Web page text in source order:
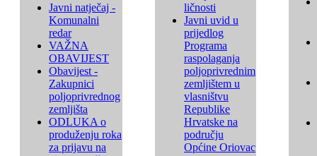
Javni natječaj -
Komunalni
redar
VAŽNA
OBAVIJEST
Obavijest -
Zakupnici
poljoprivrednog
zemljišta
ODLUKA o
produženju roka
za prijavu na
ličnosti
Javni uvid u
prijedlog
Programa
raspolaganja
poljoprivrednim
zemljištem u
vlasništvu
Republike
Hrvatske na
području
Općine Oriovac